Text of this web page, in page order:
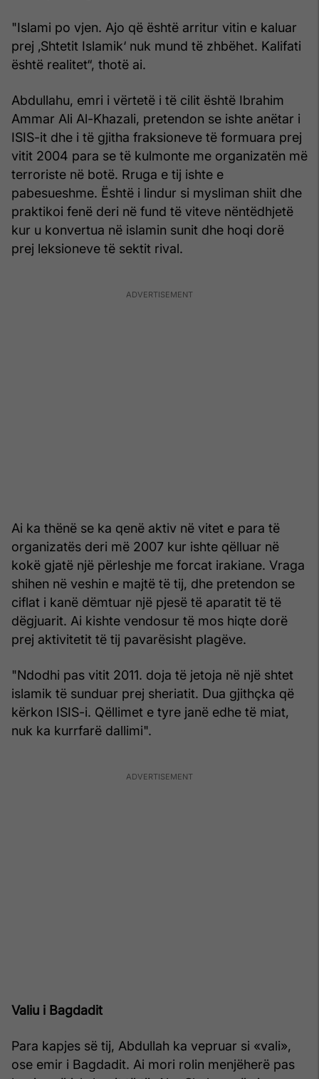
"Islami po vjen. Ajo që është arritur vitin e kaluar
prej ‚Shtetit Islamik‘ nuk mund të zhbëhet. Kalifati
është realitet“, thotë ai.
Abdullahu, emri i vërtetë i të cilit është Ibrahim
Ammar Ali Al-Khazali, pretendon se ishte anëtar i
ISIS-it dhe i të gjitha fraksioneve të formuara prej
vitit 2004 para se të kulmonte me organizatën më
terroriste në botë. Rruga e tij ishte e
pabesueshme. Është i lindur si mysliman shiit dhe
praktikoi fenë deri në fund të viteve nëntëdhjetë
kur u konvertua në islamin sunit dhe hoqi dorë
prej leksioneve të sektit rival.
Ai ka thënë se ka qenë aktiv në vitet e para të
organizatës deri më 2007 kur ishte qëlluar në
kokë gjatë një përleshje me forcat irakiane. Vraga
shihen në veshin e majtë të tij, dhe pretendon se
ciflat i kanë dëmtuar një pjesë të aparatit të të
dëgjuarit. Ai kishte vendosur të mos hiqte dorë
prej aktivitetit të tij pavarësisht plagëve.
"Ndodhi pas vitit 2011. doja të jetoja në një shtet
islamik të sunduar prej sheriatit. Dua gjithçka që
kërkon ISIS-i. Qëllimet e tyre janë edhe të miat,
nuk ka kurrfarë dallimi".
Valiu i Bagdadit
Para kapjes së tij, Abdullah ka vepruar si «vali»,
ose emir i Bagdadit. Ai mori rolin menjëherë pas